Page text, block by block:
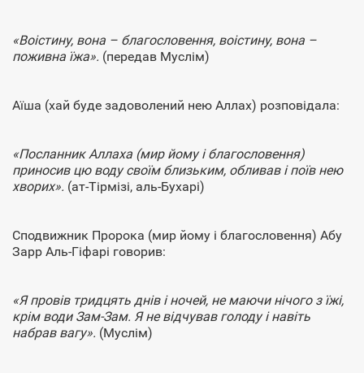
«Воістину, вона – благословення, воістину, вона –
поживна їжа». (передав Муслім)
Аїша (хай буде задоволений нею Аллах) розповідала:
«Посланник Аллаха (мир йому і благословення)
приносив цю воду своїм близьким, обливав і поїв нею
хворих». (ат-Тірмізі, аль-Бухарі)
Сподвижник Пророка (мир йому і благословення) Абу
Зарр Аль-Гіфарі говорив:
«Я провів тридцять днів і ночей, не маючи нічого з їжі,
крім води Зам-Зам. Я не відчував голоду і навіть
набрав вагу». (Муслім)